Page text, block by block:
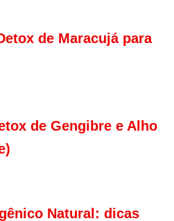
de Maracujá para
de Gengibre e Alho
Natural: dicas